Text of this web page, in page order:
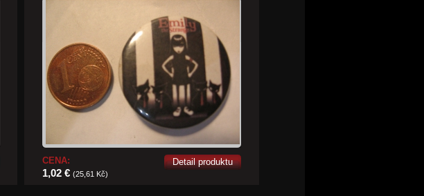
CENA:
1,02 €(25,61 Kč)
Detail produktu